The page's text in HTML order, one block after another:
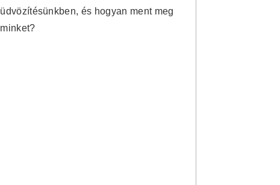
üdvözítésünkben, és hogyan ment meg
minket?